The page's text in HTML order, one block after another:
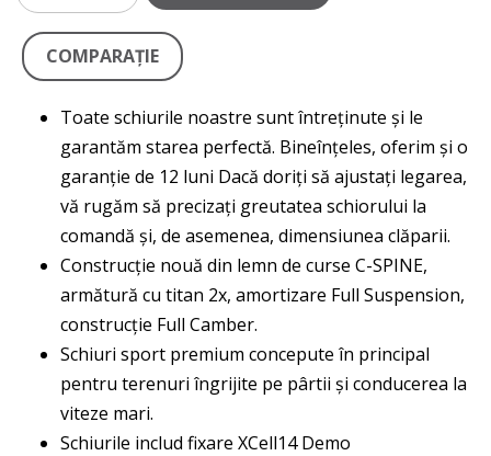
COMPARAŢIE
Toate schiurile noastre sunt întreținute și le
garantăm starea perfectă. Bineînțeles, oferim și o
garanție de 12 luni Dacă doriți să ajustați legarea,
vă rugăm să precizați greutatea schiorului la
comandă și, de asemenea, dimensiunea clăparii.
Construcție nouă din lemn de curse C-SPINE,
armătură cu titan 2x, amortizare Full Suspension,
construcție Full Camber.
Schiuri sport premium concepute în principal
pentru terenuri îngrijite pe pârtii și conducerea la
viteze mari.
Schiurile includ fixare XCell14 Demo